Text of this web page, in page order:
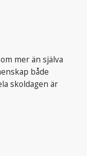
mer än själva
både
skoldagen är